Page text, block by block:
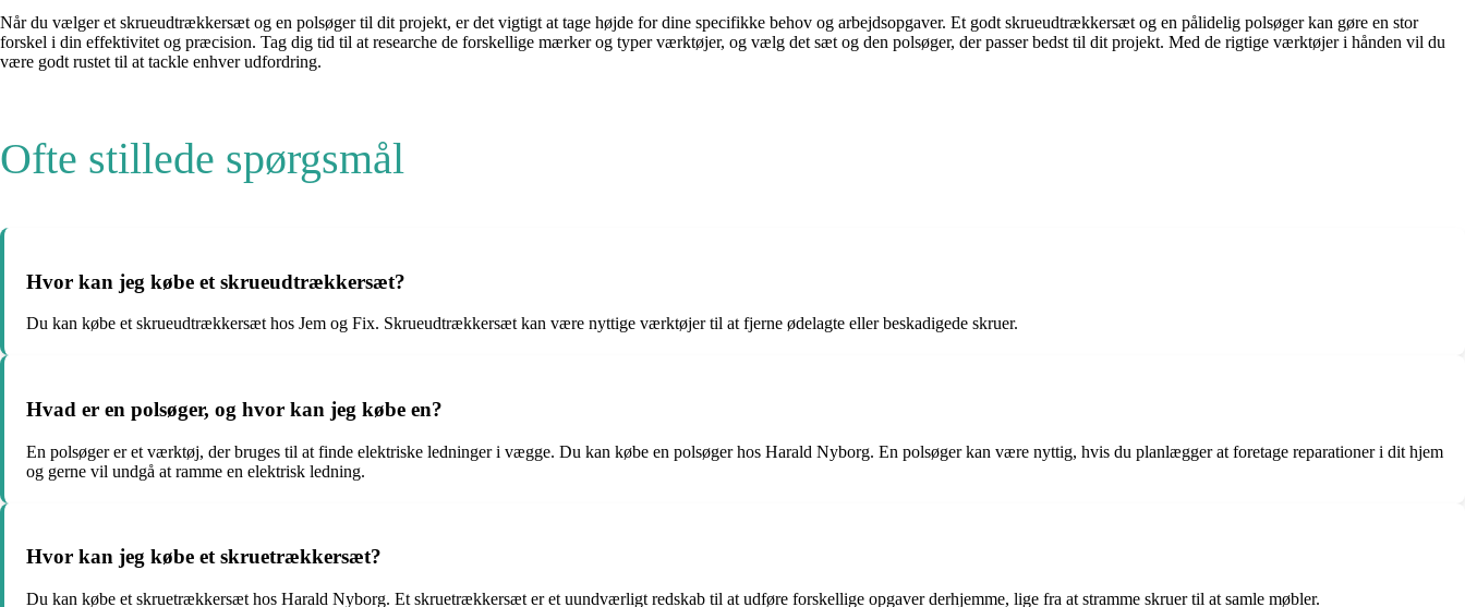
Når du vælger et skrueudtrækkersæt og en polsøger til dit projekt, er det vigtigt at tage højde for dine specifikke behov og arbejdsopgaver. Et godt skrueudtrækkersæt og en pålidelig polsøger kan gøre en stor
forskel i din effektivitet og præcision. Tag dig tid til at researche de forskellige mærker og typer værktøjer, og vælg det sæt og den polsøger, der passer bedst til dit projekt. Med de rigtige værktøjer i hånden vil du
være godt rustet til at tackle enhver udfordring.
Ofte stillede spørgsmål
Hvor kan jeg købe et skrueudtrækkersæt?
Du kan købe et skrueudtrækkersæt hos Jem og Fix. Skrueudtrækkersæt kan være nyttige værktøjer til at fjerne ødelagte eller beskadigede skruer.
Hvad er en polsøger, og hvor kan jeg købe en?
En polsøger er et værktøj, der bruges til at finde elektriske ledninger i vægge. Du kan købe en polsøger hos Harald Nyborg. En polsøger kan være nyttig, hvis du planlægger at foretage reparationer i dit hjem
og gerne vil undgå at ramme en elektrisk ledning.
Hvor kan jeg købe et skruetrækkersæt?
Du kan købe et skruetrækkersæt hos Harald Nyborg. Et skruetrækkersæt er et uundværligt redskab til at udføre forskellige opgaver derhjemme, lige fra at stramme skruer til at samle møbler.